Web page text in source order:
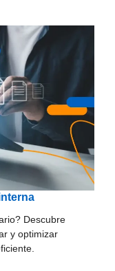
Descubre
y optimizar